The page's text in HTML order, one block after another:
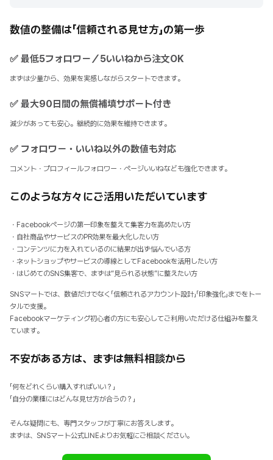
数値の整備は「信頼される見せ方」の第一歩
✅ 最低5フォロワー／5いいねから注文OK
まずは少量から、効果を実感しながらスタートできます。
✅ 最大90日間の無償補填サポート付き
減少があっても安心。継続的に効果を維持できます。
✅ フォロワー・いいね以外の数値も対応
コメント・プロフィールフォロワー・ページいいねなども強化できます。
このような方々にご活用いただいています
・Facebookページの第一印象を整えて集客力を高めたい方
・自社商品やサービスのPR効果を最大化したい方
・コンテンツに力を入れているのに結果が出ず悩んでいる方
・ネットショップやサービスの導線としてFacebookを活用したい方
・はじめてのSNS集客で、まずは“見られる状態”に整えたい方
SNSマートでは、数値だけでなく「信頼されるアカウント設計」「印象強化」までをトー
タルで支援。
Facebookマーケティング初心者の方にも安心してご利用いただける仕組みを整え
ています。
不安がある方は、まずは無料相談から
「何をどれくらい購入すればいい？」
「自分の業種にはどんな見せ方が合うの？」
そんな疑問にも、専門スタッフが丁寧にお答えします。
まずは、SNSマート公式LINEよりお気軽にご相談ください。